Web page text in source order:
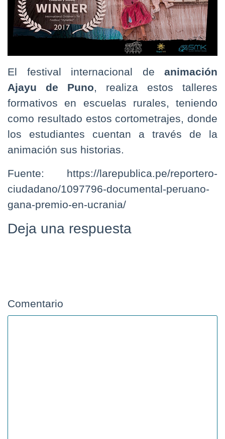
El festival internacional de animación
Ajayu de Puno, realiza estos talleres
formativos en escuelas rurales, teniendo
como resultado estos cortometrajes, donde
los estudiantes cuentan a través de la
animación sus historias.
Fuente: https://larepublica.pe/reportero-
ciudadano/1097796-documental-peruano-
gana-premio-en-ucrania/
Deja una respuesta
Comentario